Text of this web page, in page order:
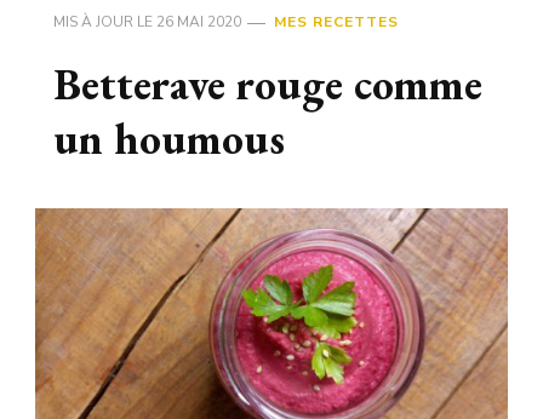
MIS À JOUR LE 26 MAI 2020 MES RECETTES
Betterave rouge comme
un houmous